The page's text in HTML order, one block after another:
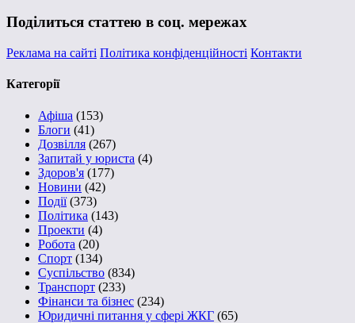
Поділиться статтею в соц. мережах
Реклама на сайті Політика конфіденційності Контакти
Категорії
Афіша (153)
Блоги (41)
Дозвілля (267)
Запитай у юриста (4)
Здоров'я (177)
Новини (42)
Події(373)
Політика (143)
Проекти (4)
Робота (20)
Спорт (134)
Суспільство (834)
Транспорт (233)
Фінанси та бізнес (234)
Юридичні питання у сфері ЖКГ (65)